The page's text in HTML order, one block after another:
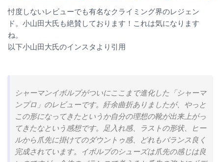
忖度しないレビューでも有名なクライミング界のレジェン
ド。小山田大氏も絶賛しております！これは気になります
ね。
以下小山田大氏のインスタより引用
シャーマンイボルブがついにここまで進化した「シャーマ
ンプロ」のレビューです。紆余曲折ありましたが、やっと
この形になってきたというか自分の理想の靴が出来上がっ
てきたなという感想です。足入れ感、ラストの形状、ヒー
ルから爪先に掛けてのダウントゥ感、どれもバランス良く
完成されています。イボルブのシューズは爪先の感じは良